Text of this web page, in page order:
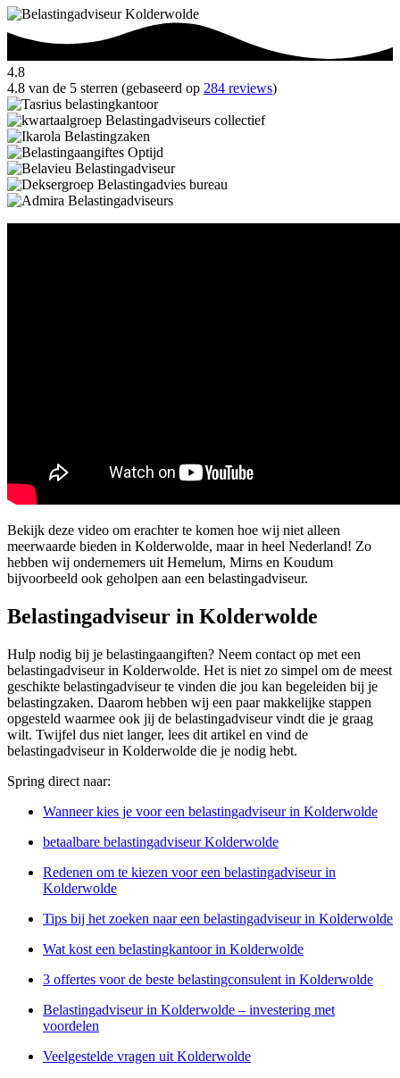
4.8
4.8 van de 5 sterren (gebaseerd op 284 reviews)
Bekijk deze video om erachter te komen hoe wij niet alleen
meerwaarde bieden in Kolderwolde, maar in heel Nederland! Zo
hebben wij ondernemers uit Hemelum, Mirns en Koudum
bijvoorbeeld ook geholpen aan een belastingadviseur.
Belastingadviseur in Kolderwolde
Hulp nodig bij je belastingaangiften? Neem contact op met een
belastingadviseur in Kolderwolde. Het is niet zo simpel om de meest
geschikte belastingadviseur te vinden die jou kan begeleiden bij je
belastingzaken. Daarom hebben wij een paar makkelijke stappen
opgesteld waarmee ook jij de belastingadviseur vindt die je graag
wilt. Twijfel dus niet langer, lees dit artikel en vind de
belastingadviseur in Kolderwolde die je nodig hebt.
Spring direct naar:
Wanneer kies je voor een belastingadviseur in Kolderwolde
betaalbare belastingadviseur Kolderwolde
Redenen om te kiezen voor een belastingadviseur in
Kolderwolde
Tips bij het zoeken naar een belastingadviseur in Kolderwolde
Wat kost een belastingkantoor in Kolderwolde
3 offertes voor de beste belastingconsulent in Kolderwolde
Belastingadviseur in Kolderwolde – investering met
voordelen
Veelgestelde vragen uit Kolderwolde